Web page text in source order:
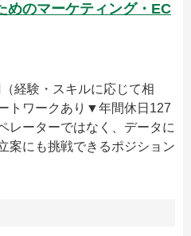
めのマーケティング・EC
経験・スキルに応じて相
トワークあり▼年間休日127
ーターではなく、データに
案にも挑戦できるポジション